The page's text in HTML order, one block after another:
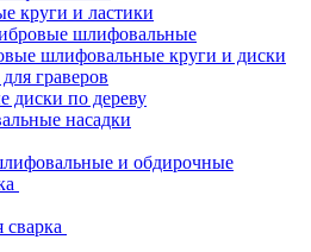
круги и ластики
шлифовальные
шлифовальные круги и диски
граверов
диски по дереву
насадки
и обдирочные
сварка